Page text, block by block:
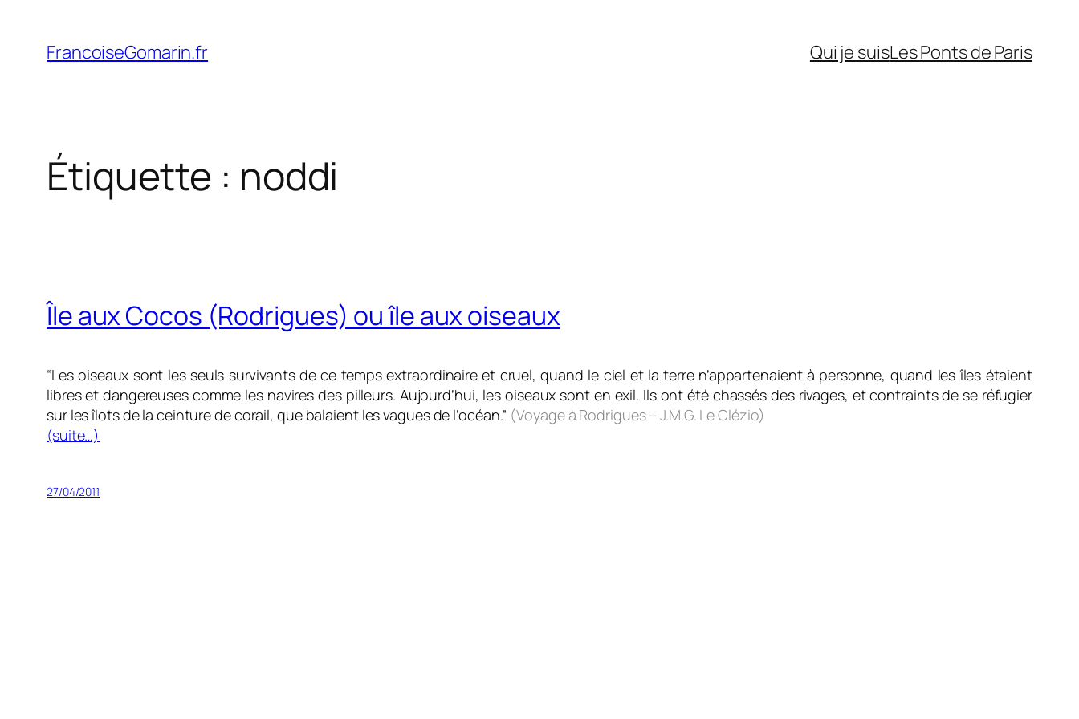
contenu
FrancoiseGomarin.fr Qui je suisLes Ponts de Paris
Étiquette : noddi
Île aux Cocos (Rodrigues) ou île aux oiseaux
“Les oiseaux sont les seuls survivants de ce temps extraordinaire et cruel, quand le ciel et la terre n’appartenaient à personne, quand les îles étaient
libres et dangereuses comme les navires des pilleurs. Aujourd’hui, les oiseaux sont en exil. Ils ont été chassés des rivages, et contraints de se réfugier
sur les îlots de la ceinture de corail, que balaient les vagues de l’océan.” (Voyage à Rodrigues – J.M.G. Le Clézio)
(suite…)
27/04/2011